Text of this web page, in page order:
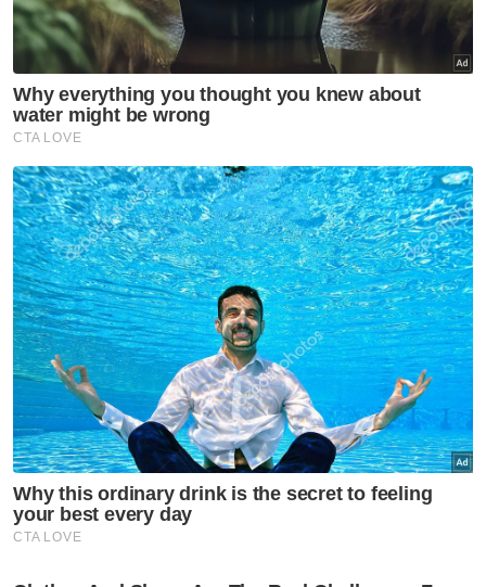
"Ingatkan 1 September 2022 jumlah jam
bekerja dah jadi 45 jam seminggu rupanya 1
September harga roti Gardenia naik,"
ciapnya.
Perubahan harga itu menyaksikan harga
produk roti Gardenia naik lagi dalam tempoh
tidak sampai setahun kerana syarikat itu
baharu sahaja dilaporkan mengumumkan
semakan harga pada 1 Disember tahun lalu.